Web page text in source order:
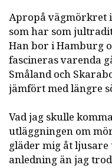
Apropå vägmörkret
som har som
Han bor i Hamburg
fascineras varenda
Småland och
jämfört med längre
Vad jag skulle
utläggningen om
gläder mig åt
anledning än jag